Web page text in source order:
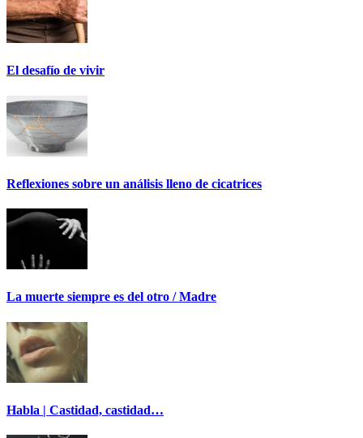
El desafío de vivir
Reflexiones sobre un análisis lleno de cicatrices
La muerte siempre es del otro / Madre
Habla | Castidad, castidad…